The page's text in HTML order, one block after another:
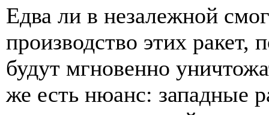
Едва ли в незалежной
производство этих ракет,
будут мгновенно
же есть нюанс: западные